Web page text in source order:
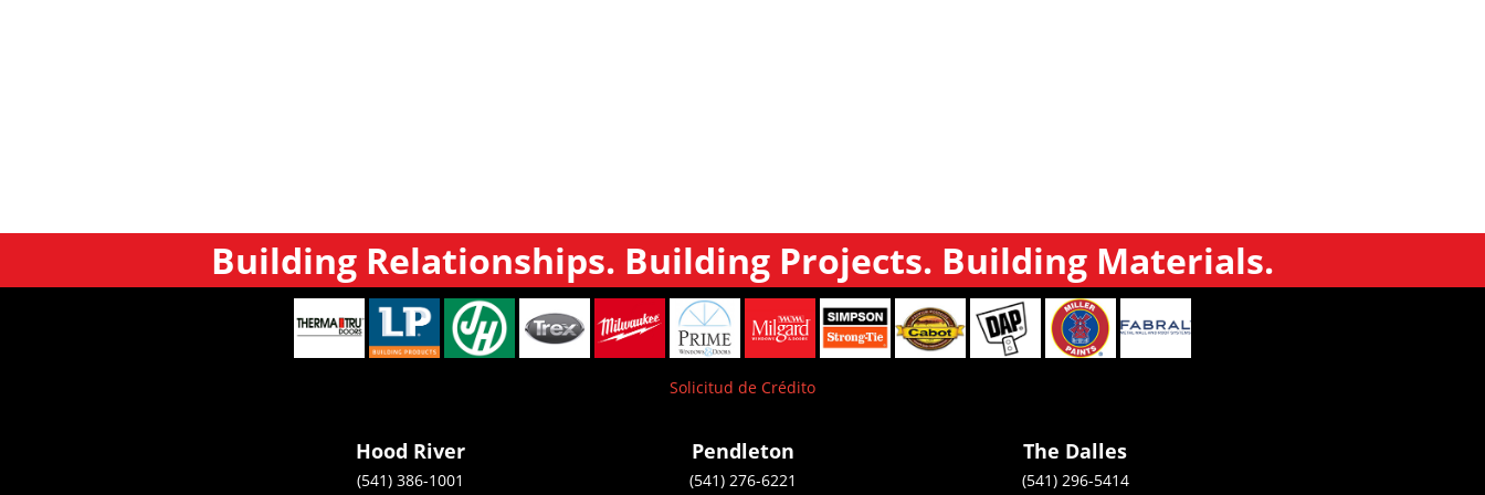
Building Relationships. Building Projects. Building Materials.
Solicitud de Crédito
Hood River
(541) 386-1001
Pendleton
(541) 276-6221
The Dalles
(541) 296-5414